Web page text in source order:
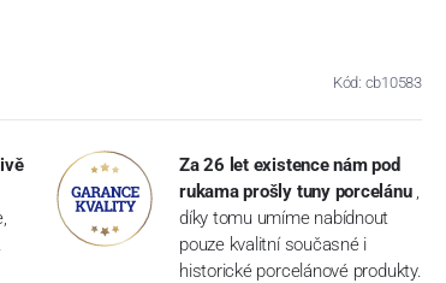
Kód: cb10583
Za 26 let existence nám pod
rukama prošly tuny porcelánu ,
díky tomu umíme nabídnout
pouze kvalitní současné i
historické porcelánové produkty.